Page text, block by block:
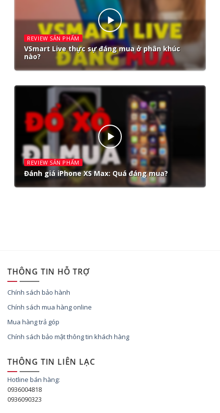
REVIEW SẢN PHẨM
VSmart Live thực sự đáng mua ở phân khúc
nào?
REVIEW SẢN PHẨM
Đánh giá iPhone XS Max: Quá đáng mua?
THÔNG TIN HỖ TRỢ
Chính sách bảo hành
Chính sách mua hàng online
Mua hàng trả góp
Chính sách bảo mật thông tin khách hàng
THÔNG TIN LIÊN LẠC
Hotline bán hàng:
0936004818
0936090323